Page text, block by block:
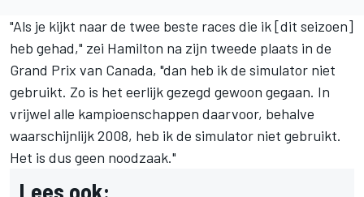
"Als je kijkt naar de twee beste races die ik [dit seizoen]
heb gehad," zei Hamilton na zijn tweede plaats in de
Grand Prix van Canada, "dan heb ik de simulator niet
gebruikt. Zo is het eerlijk gezegd gewoon gegaan. In
vrijwel alle kampioenschappen daarvoor, behalve
waarschijnlijk 2008, heb ik de simulator niet gebruikt.
Het is dus geen noodzaak."
Lees ook: